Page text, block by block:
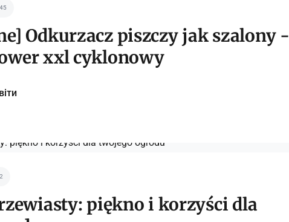
Odkurzacz piszczy jak szalony -
xxl cyklonowy
piękno i korzyści dla